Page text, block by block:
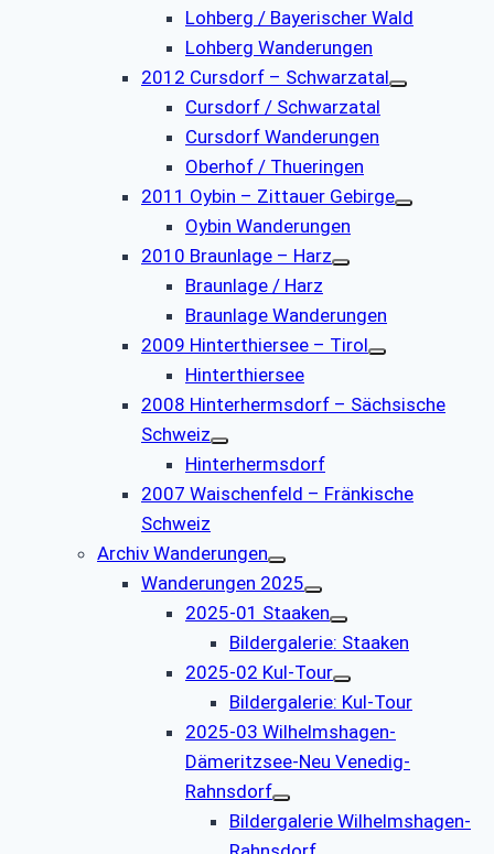
Lohberg / Bayerischer Wald
Lohberg Wanderungen
2012 Cursdorf – Schwarzatal
Cursdorf / Schwarzatal
Cursdorf Wanderungen
Oberhof / Thueringen
2011 Oybin – Zittauer Gebirge
Oybin Wanderungen
2010 Braunlage – Harz
Braunlage / Harz
Braunlage Wanderungen
2009 Hinterthiersee – Tirol
Hinterthiersee
2008 Hinterhermsdorf – Sächsische
Schweiz
Hinterhermsdorf
2007 Waischenfeld – Fränkische
Schweiz
Archiv Wanderungen
Wanderungen 2025
2025-01 Staaken
Bildergalerie: Staaken
2025-02 Kul-Tour
Bildergalerie: Kul-Tour
2025-03 Wilhelmshagen-
Dämeritzsee-Neu Venedig-
Rahnsdorf
Bildergalerie Wilhelmshagen-